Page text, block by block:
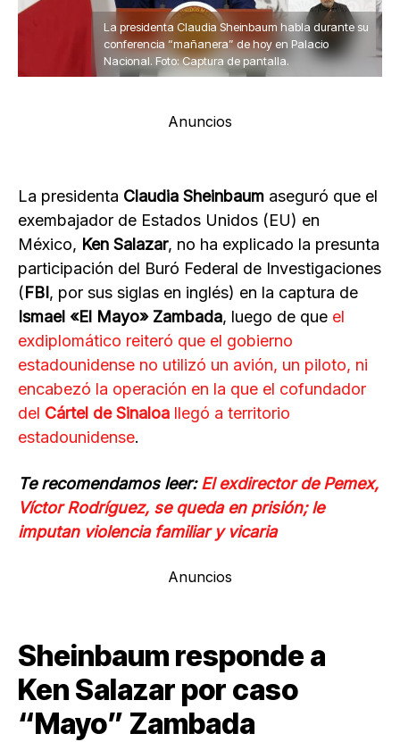
La presidenta Claudia Sheinbaum habla durante su
conferencia “mañanera” de hoy en Palacio
Nacional. Foto: Captura de pantalla.
Anuncios
La presidenta Claudia Sheinbaum aseguró que el
exembajador de Estados Unidos (EU) en
México, Ken Salazar, no ha explicado la presunta
participación del Buró Federal de Investigaciones
(FBI, por sus siglas en inglés) en la captura de
Ismael «El Mayo» Zambada, luego de que el
exdiplomático reiteró que el gobierno
estadounidense no utilizó un avión, un piloto, ni
encabezó la operación en la que el cofundador
del Cártel de Sinaloa llegó a territorio
estadounidense.
Te recomendamos leer:El exdirector de Pemex,
Víctor Rodríguez, se queda en prisión; le
imputan violencia familiar y vicaria
Anuncios
Sheinbaum responde a
Ken Salazar por caso
“Mayo” Zambada